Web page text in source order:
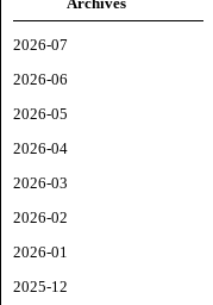
2026-07
2026-06
2026-05
2026-04
2026-03
2026-02
2026-01
2025-12